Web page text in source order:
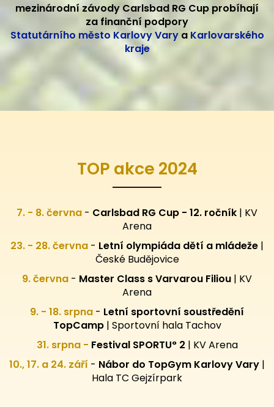
mezinárodní závody Carlsbad RG Cup probíhají
za finanční podpory
Statutárního město Karlovy Varya Karlovarského
kraje
TOP akce 2024
7. - 8. června - Carlsbad RG Cup - 12. ročník | KV
Arena
23. - 28. června - Letní olympiáda dětí a mládeže |
České Budějovice
9. června - Master Class s Varvarou Filiou | KV
Arena
9. - 18. srpna - Letní sportovní soustředění
TopCamp| Sportovní hala Tachov
31. srpna - Festival SPORTU° 2 | KV Arena
10., 17. a 24. září - Nábor do TopGym Karlovy Vary |
Hala TC Gejzírpark